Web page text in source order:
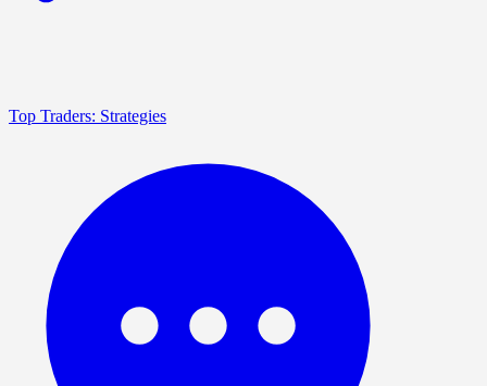
Top Traders: Strategies